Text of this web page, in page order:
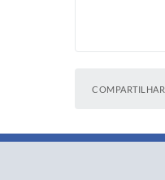
COMPARTILHAR